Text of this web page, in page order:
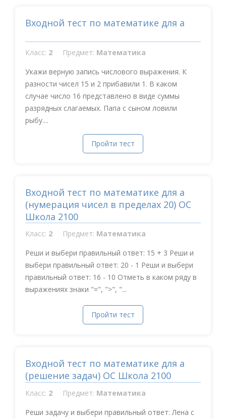
Входной тест по математике для а
Класс: 2 Предмет: Математика
Укажи верную запись числового выражения. К
разности чисел 15 и 2 прибавили 1. В каком
случае число 16 представлено в виде суммы
разрядных слагаемых. Папа с сыном ловили
рыбу....
Пройти тест
Входной тест по математике для а
(нумерация чисел в пределах 20) ОС
Школа 2100
Класс: 2 Предмет: Математика
Реши и выбери правильный ответ: 15 + 3 Реши и
выбери правильный ответ: 20 - 1 Реши и выбери
правильный ответ: 16 - 10 Отметь в каком ряду в
выражениях знаки "=", ">", "...
Пройти тест
Входной тест по математике для а
(решение задач) ОС Школа 2100
Класс: 2 Предмет: Математика
Реши задачу и выбери правильный ответ: Лена с